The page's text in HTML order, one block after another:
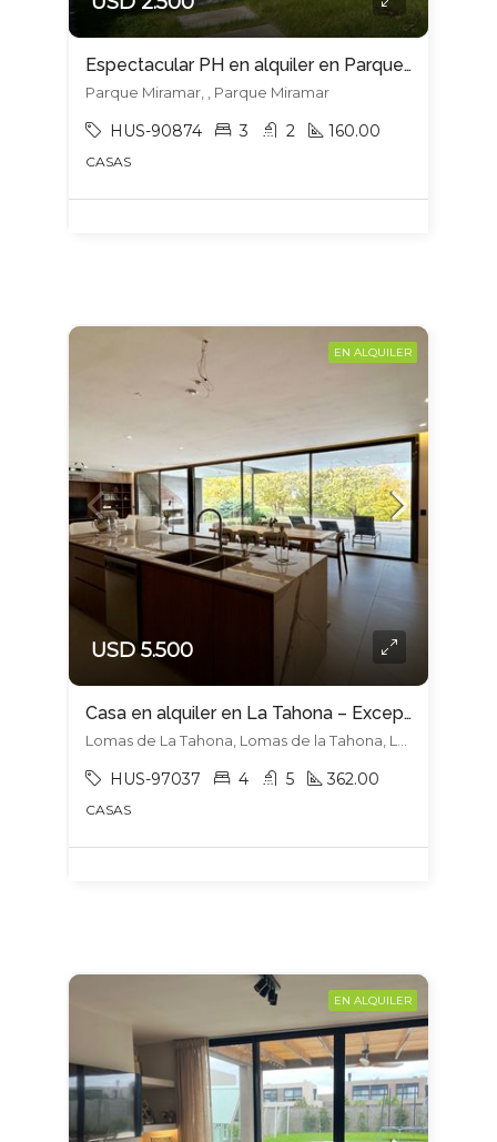
Espectacular PH en alquiler en Parque Miramar
Parque Miramar, , Parque Miramar
HUS-90874 3 2 160.00
CASAS
EN ALQUILER
USD 5.500
Casa en alquiler en La Tahona – Excepcional diseño y calidad
HUS-97037 4 5 362.00
CASAS
EN ALQUILER